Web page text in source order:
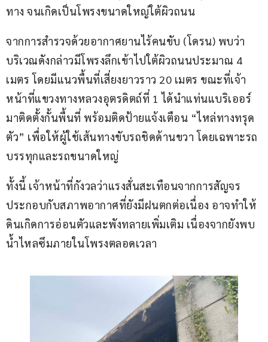
ทาง จนเกิดเป็นโพรงขนาดใหญ่ใต้ผิวถนน
จากการสำรวจด้วยอากาศยานไร้คนขับ (โดรน) พบว่า
บริเวณดังกล่าวมีโพรงลึกเข้าไปใต้ผิวถนนประมาณ 4
เมตร โดยมีแนวพื้นที่เสี่ยงยาวราว 20 เมตร ขณะที่เจ้า
หน้าที่แขวงทางหลวงอุตรดิตถ์ที่ 1 ได้นำแท่นแบริเออร์
มาติดตั้งกั้นพื้นที่ พร้อมติดป้ายแจ้งเตือน “ไหล่ทางทรุด
ตัว” เพื่อให้ผู้ใช้เส้นทางขับรถชิดด้านขวา โดยเฉพาะรถ
บรรทุกและรถขนาดใหญ่
ทั้งนี้ เจ้าหน้าที่กังวลว่าแรงสั่นสะเทือนจากการสัญจร
ประกอบกับสภาพอากาศที่ยังมีฝนตกต่อเนื่อง อาจทำให้
ดินเกิดการอ่อนตัวและพังทลายเพิ่มเติม เนื่องจากยังพบ
น้ำไหลซึมภายในโพรงตลอดเวลา